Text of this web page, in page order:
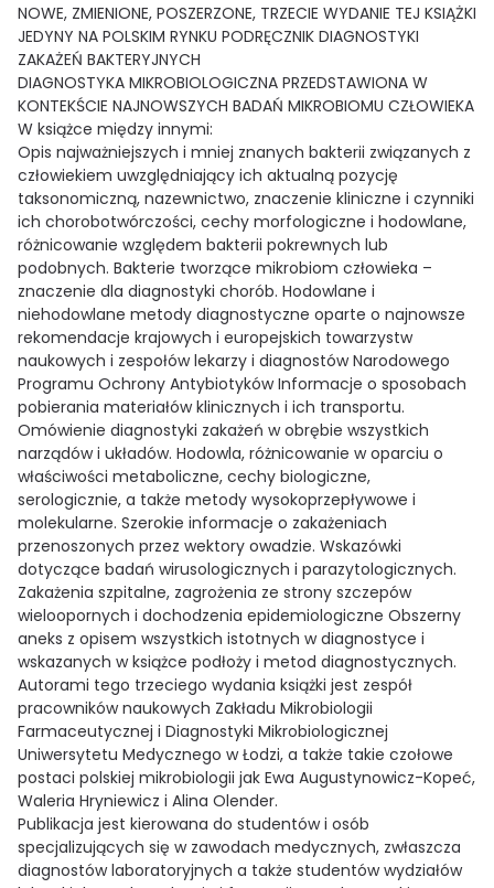
NOWE, ZMIENIONE, POSZERZONE, TRZECIE WYDANIE TEJ KSIĄŻKI
JEDYNY NA POLSKIM RYNKU PODRĘCZNIK DIAGNOSTYKI
ZAKAŻEŃ BAKTERYJNYCH
DIAGNOSTYKA MIKROBIOLOGICZNA PRZEDSTAWIONA W
KONTEKŚCIE NAJNOWSZYCH BADAŃ MIKROBIOMU CZŁOWIEKA
W książce między innymi:
Opis najważniejszych i mniej znanych bakterii związanych z
człowiekiem uwzględniający ich aktualną pozycję
taksonomiczną, nazewnictwo, znaczenie kliniczne i czynniki
ich chorobotwórczości, cechy morfologiczne i hodowlane,
różnicowanie względem bakterii pokrewnych lub
podobnych. Bakterie tworzące mikrobiom człowieka –
znaczenie dla diagnostyki chorób. Hodowlane i
niehodowlane metody diagnostyczne oparte o najnowsze
rekomendacje krajowych i europejskich towarzystw
naukowych i zespołów lekarzy i diagnostów Narodowego
Programu Ochrony Antybiotyków Informacje o sposobach
pobierania materiałów klinicznych i ich transportu.
Omówienie diagnostyki zakażeń w obrębie wszystkich
narządów i układów. Hodowla, różnicowanie w oparciu o
właściwości metaboliczne, cechy biologiczne,
serologicznie, a także metody wysokoprzepływowe i
molekularne. Szerokie informacje o zakażeniach
przenoszonych przez wektory owadzie. Wskazówki
dotyczące badań wirusologicznych i parazytologicznych.
Zakażenia szpitalne, zagrożenia ze strony szczepów
wieloopornych i dochodzenia epidemiologiczne Obszerny
aneks z opisem wszystkich istotnych w diagnostyce i
wskazanych w książce podłoży i metod diagnostycznych.
Autorami tego trzeciego wydania książki jest zespół
pracowników naukowych Zakładu Mikrobiologii
Farmaceutycznej i Diagnostyki Mikrobiologicznej
Uniwersytetu Medycznego w Łodzi, a także takie czołowe
postaci polskiej mikrobiologii jak Ewa Augustynowicz-Kopeć,
Waleria Hryniewicz i Alina Olender.
Publikacja jest kierowana do studentów i osób
specjalizujących się w zawodach medycznych, zwłaszcza
diagnostów laboratoryjnych a także studentów wydziałów